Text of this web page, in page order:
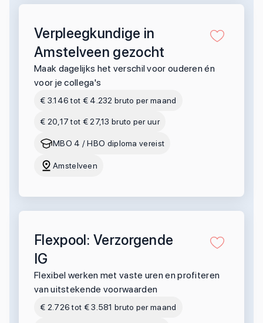
Verpleegkundige in
Amstelveen gezocht
Maak dagelijks het verschil voor ouderen én
voor je collega's
€ 3.146 tot € 4.232 bruto per maand
€ 20,17 tot € 27,13 bruto per uur
MBO 4 / HBO diploma vereist
Amstelveen
Flexpool: Verzorgende
IG
Flexibel werken met vaste uren en profiteren
van uitstekende voorwaarden
€ 2.726 tot € 3.581 bruto per maand